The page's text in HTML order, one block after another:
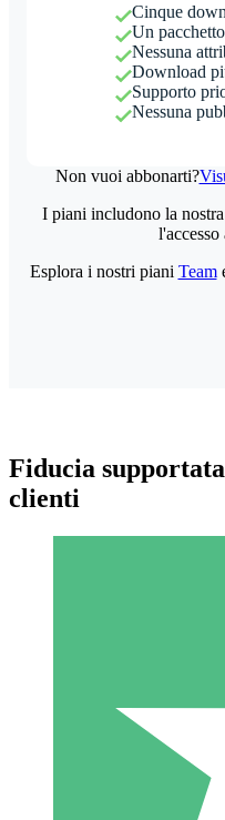
Cinque
Un
Nessuna
Download
Supporto
Nessuna
Non vuoi abbonarti?
Pacchetti di
Paga a consumo con
I piani includono la nostra
l'accesso
Esplora i nostri piani Team
Fiducia
clienti